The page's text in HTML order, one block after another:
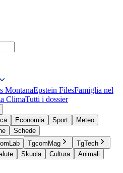
MontanaEpstein FilesFamiglia nel
ClimaTutti i dossier
Economia Sport
Meteo
Schede
TgcomMag
TgTech
Skuola Cultura
Animali